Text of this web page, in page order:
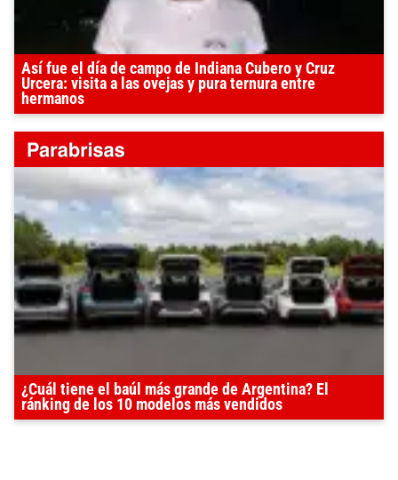
Así fue el día de campo de Indiana Cubero y Cruz
Urcera: visita a las ovejas y pura ternura entre
hermanos
¿Cuál tiene el baúl más grande de Argentina? El
ránking de los 10 modelos más vendidos